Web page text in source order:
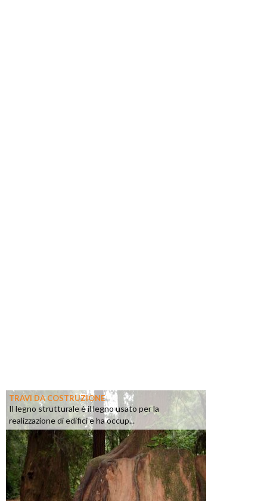
TRAVI DA COSTRUZIONE
Il legno strutturale è il legno usato per la
realizzazione di edifici e ha occup...